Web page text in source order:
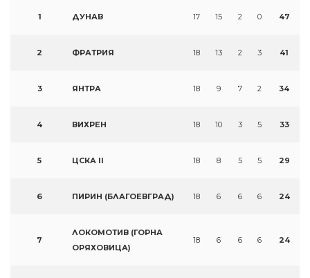
1 ДУНАВ 17 15 2 0 47
2 ФРАТРИЯ 18 13 2 3 41
3 ЯНТРА 18 9 7 2 34
4 ВИХРЕН 18 10 3 5 33
5 ЦСКА II 18 8 5 5 29
6 ПИРИН (БЛАГОЕВГРАД) 18 6 6 6 24
7
ЛОКОМОТИВ (ГОРНА
ОРЯХОВИЦА)
18 6 6 6 24